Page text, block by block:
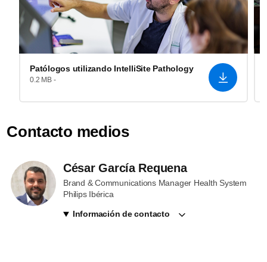
Patólogos utilizando IntelliSite Pathology
0.2 MB -
Contacto medios
César García Requena
Brand & Communications Manager Health System
Philips Ibérica
Información de contacto